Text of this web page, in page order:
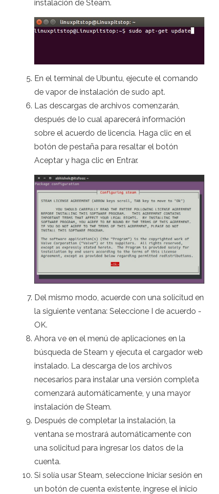
instalación de Steam.
En el terminal de Ubuntu, ejecute el comando
de vapor de instalación de sudo apt.
Las descargas de archivos comenzarán,
después de lo cual aparecerá información
sobre el acuerdo de licencia. Haga clic en el
botón de pestaña para resaltar el botón
Aceptar y haga clic en Entrar.
Del mismo modo, acuerde con una solicitud en
la siguiente ventana: Seleccione I de acuerdo -
OK.
Ahora ve en el menú de aplicaciones en la
búsqueda de Steam y ejecuta el cargador web
instalado. La descarga de los archivos
necesarios para instalar una versión completa
comenzará automáticamente, y una mayor
instalación de Steam.
Después de completar la instalación, la
ventana se mostrará automáticamente con
una solicitud para ingresar los datos de la
cuenta.
Si solía usar Steam, seleccione Iniciar sesión en
un botón de cuenta existente, ingrese el inicio